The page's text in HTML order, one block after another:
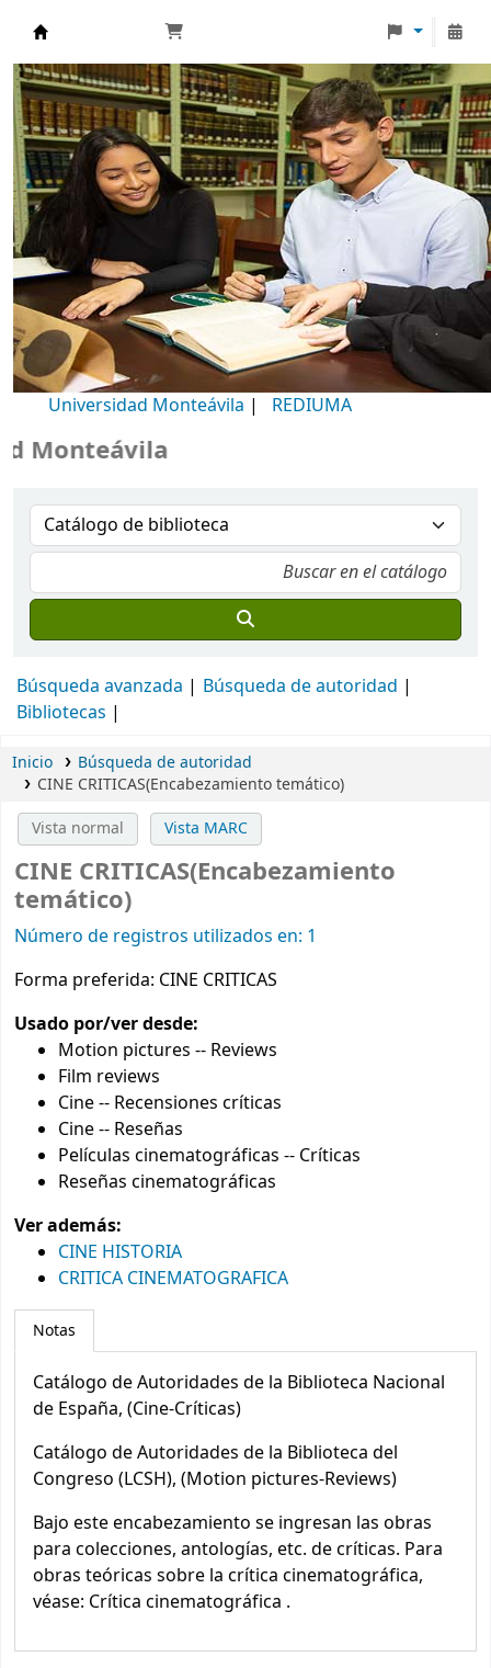
Biblioteca Universidad Monteávila
Universidad Monteávila | REDIUMA
Búsqueda avanzada
Búsqueda de autoridad
Bibliotecas
Inicio
Búsqueda de autoridad
CINE CRITICAS(Encabezamiento temático)
Vista normal Vista MARC
CINE CRITICAS(Encabezamiento
temático)
Número de registros utilizados en: 1
Forma preferida: CINE CRITICAS
Usado por/ver desde:
Motion pictures -- Reviews
Film reviews
Cine -- Recensiones críticas
Cine -- Reseñas
Películas cinematográficas -- Críticas
Reseñas cinematográficas
Ver además:
CINE HISTORIA
CRITICA CINEMATOGRAFICA
Notas
Catálogo de Autoridades de la Biblioteca Nacional
de España, (Cine-Críticas)
Catálogo de Autoridades de la Biblioteca del
Congreso (LCSH), (Motion pictures-Reviews)
Bajo este encabezamiento se ingresan las obras
para colecciones, antologías, etc. de críticas. Para
obras teóricas sobre la crítica cinematográfica,
véase: Crítica cinematográfica .